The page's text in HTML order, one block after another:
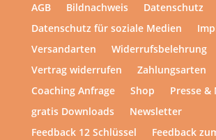
AGB Bildnachweis
Datenschutz
Datenschutz für soziale Medien
Versandarten
Widerrufsbelehrung
Vertrag widerrufen
Zahlungsarten
Coaching Anfrage
Shop
Presse &
gratis Downloads
Newsletter
Feedback 12 Schlüssel
Feedback